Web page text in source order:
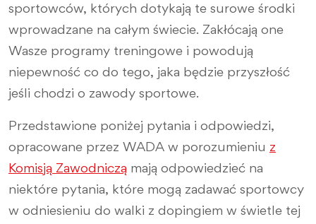
sportowców, których dotykają te surowe środki
wprowadzane na całym świecie. Zakłócają one
Wasze programy treningowe i powodują
niepewność co do tego, jaka będzie przyszłość
jeśli chodzi o zawody sportowe.
Przedstawione poniżej pytania i odpowiedzi,
opracowane przez WADA w porozumieniu z
Komisją Zawodniczą mają odpowiedzieć na
niektóre pytania, które mogą zadawać sportowcy
w odniesieniu do walki z dopingiem w świetle tej